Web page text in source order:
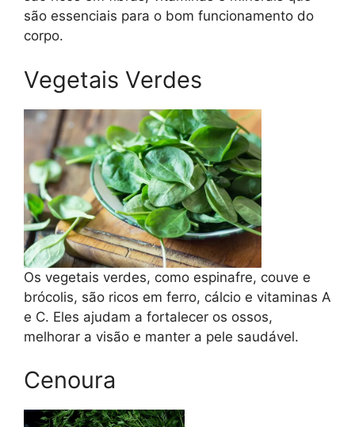
são essenciais para o bom funcionamento do
corpo.
Vegetais Verdes
Os vegetais verdes, como espinafre, couve e
brócolis, são ricos em ferro, cálcio e vitaminas A
e C. Eles ajudam a fortalecer os ossos,
melhorar a visão e manter a pele saudável.
Cenoura